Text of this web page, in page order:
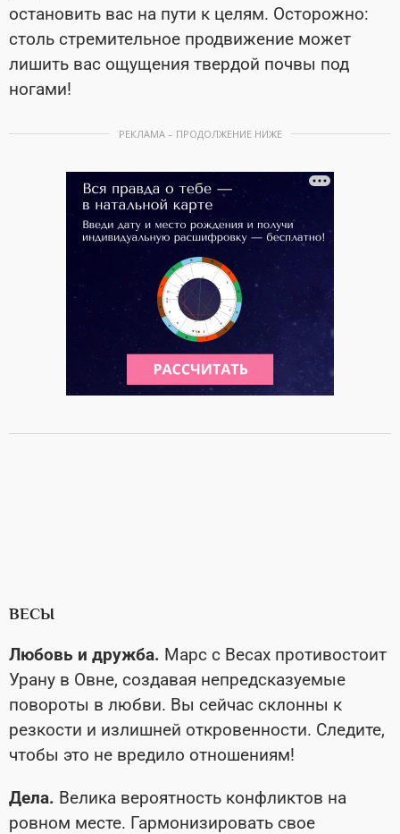
остановить вас на пути к целям. Осторожно:
столь стремительное продвижение может
лишить вас ощущения твердой почвы под
ногами!
РЕКЛАМА – ПРОДОЛЖЕНИЕ НИЖЕ
ВЕСЫ
Любовь и дружба. Марс с Весах противостоит
Урану в Овне, создавая непредсказуемые
повороты в любви. Вы сейчас склонны к
резкости и излишней откровенности. Следите,
чтобы это не вредило отношениям!
Дела. Велика вероятность конфликтов на
ровном месте. Гармонизировать свое